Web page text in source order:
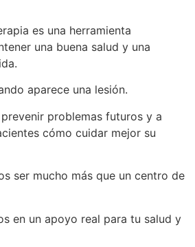
es una herramienta
una buena salud y una
aparece una lesión.
problemas futuros y a
cómo cuidar mejor su
ser mucho más que un centro de
en un apoyo real para tu salud y